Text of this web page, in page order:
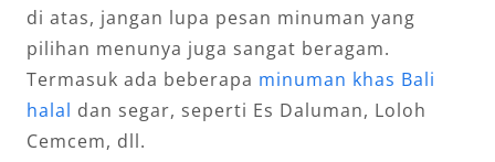
di atas, jangan lupa pesan minuman yang
pilihan menunya juga sangat beragam.
Termasuk ada beberapa minuman khas Bali
halal dan segar, seperti Es Daluman, Loloh
Cemcem, dll.